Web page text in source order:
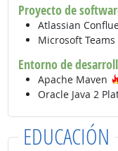
Proyecto de
Atlassian
Microsoft Teams
Entorno de
Apache Maven
Oracle Java 2
EDUCACIÓN